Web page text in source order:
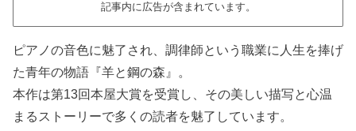
記事内に広告が含まれています。
ピアノの音色に魅了され、調律師という職業に人生を捧げ
た青年の物語『羊と鋼の森』。
本作は第13回本屋大賞を受賞し、その美しい描写と心温
まるストーリーで多くの読者を魅了しています。